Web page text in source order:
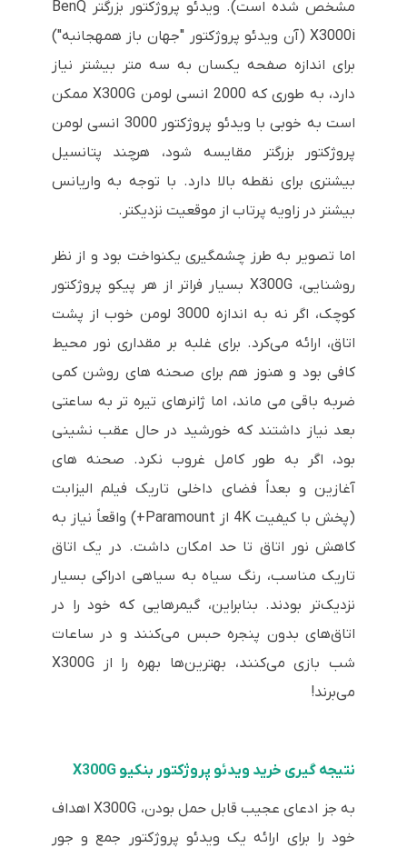
مشخص شده است). ویدئو پروژکتور بزرگتر BenQ
X3000i (آن ویدئو پروژکتور "جهان باز همهجانبه")
برای اندازه صفحه یکسان به سه متر بیشتر نیاز
دارد، به طوری که 2000 انسی لومن X300G ممکن
است به خوبی با ویدئو پروژکتور 3000 انسی لومن
پروژکتور بزرگتر مقایسه شود، هرچند پتانسیل
بیشتری برای نقطه بالا دارد. با توجه به واریانس
بیشتر در زاویه پرتاب از موقعیت نزدیکتر.
اما تصویر به طرز چشمگیری یکنواخت بود و از نظر
روشنایی، X300G بسیار فراتر از هر پیکو پروژکتور
کوچک، اگر نه به اندازه 3000 لومن خوب از پشت
اتاق، ارائه می‌کرد. برای غلبه بر مقداری نور محیط
کافی بود و هنوز هم برای صحنه های روشن کمی
ضربه باقی می ماند، اما ژانرهای تیره تر به ساعتی
بعد نیاز داشتند که خورشید در حال عقب نشینی
بود، اگر به طور کامل غروب نکرد. صحنه های
آغازین و بعداً فضای داخلی تاریک فیلم الیزابت
(پخش با کیفیت 4K از Paramount+) واقعاً نیاز به
کاهش نور اتاق تا حد امکان داشت. در یک اتاق
تاریک مناسب، رنگ سیاه‌ به سیاهی ادراکی بسیار
نزدیک‌تر بودند. بنابراین، گیمرهایی که خود را در
اتاق‌های بدون پنجره حبس می‌کنند و در ساعات
شب بازی می‌کنند، بهترین‌ها بهره را از X300G
می‌برند!
نتیجه گیری خرید ویدئو پروژکتور بنکیو X300G
به جز ادعای عجیب قابل حمل بودن، X300G اهداف
خود را برای ارائه یک ویدئو پروژکتور جمع و جور